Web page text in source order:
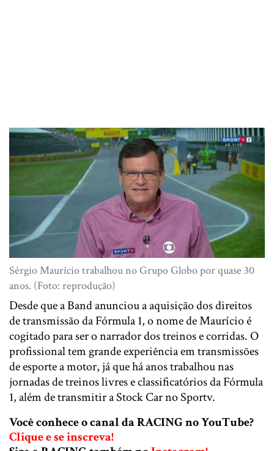
Sérgio Maurício trabalhou no Grupo Globo por quase 30
anos. (Foto: reprodução)
Desde que a Band anunciou a aquisição dos direitos
de transmissão da Fórmula 1, o nome de Maurício é
cogitado para ser o narrador dos treinos e corridas. O
profissional tem grande experiência em transmissões
de esporte a motor, já que há anos trabalhou nas
jornadas de treinos livres e classificatórios da Fórmula
1, além de transmitir a Stock Car no Sportv.
Você conhece o canal da RACING no YouTube?
Clique e se inscreva!